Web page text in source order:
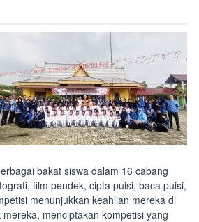
bakat siswa dalam 16 cabang
film pendek, cipta puisi, baca puisi,
menunjukkan keahlian mereka di
menciptakan kompetisi yang